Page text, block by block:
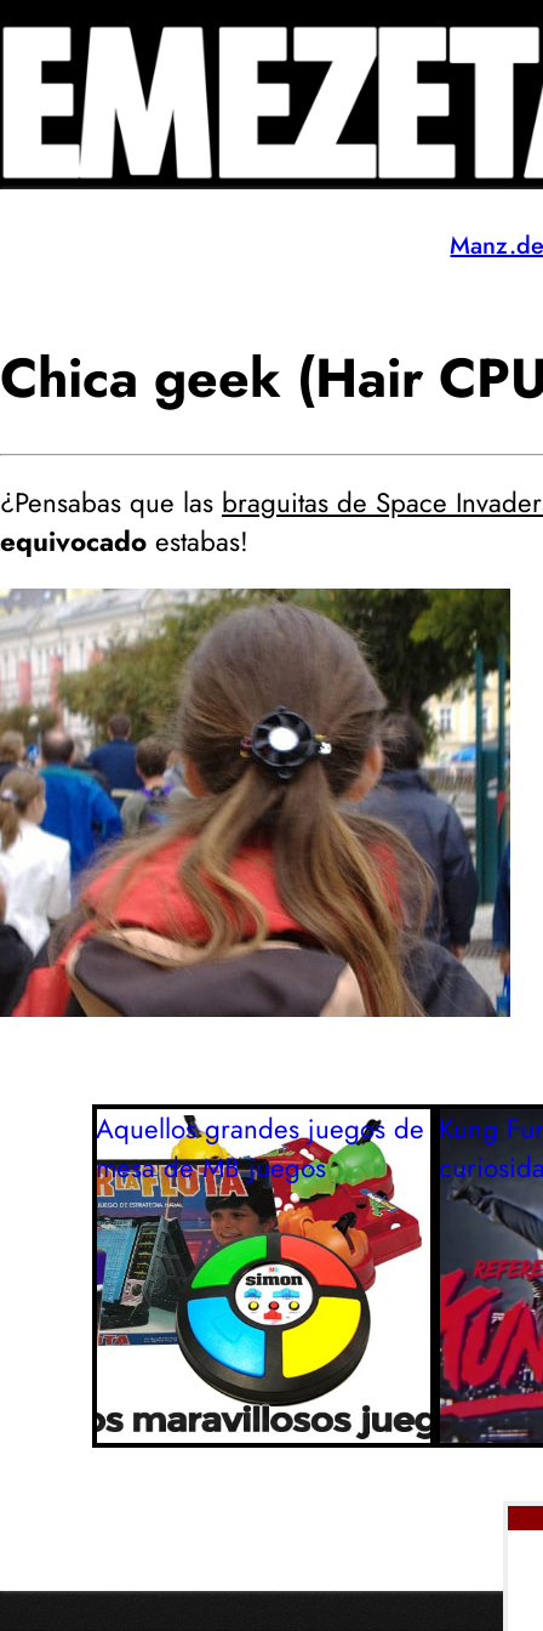
Chica geek (Hair
¿Pensabas que las braguitas de Space
equivocado estabas!
Aquellos grandes juegos de
mesa de MB juegos
Kung